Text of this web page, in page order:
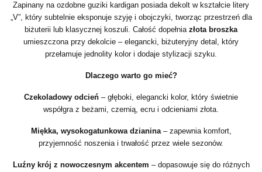
Zapinany na ozdobne guziki kardigan posiada dekolt w kształcie litery
„V”, który subtelnie eksponuje szyję i obojczyki, tworząc przestrzeń dla
biżuterii lub klasycznej koszuli. Całość dopełnia złota broszka
umieszczona przy dekolcie – elegancki, biżuteryjny detal, który
przełamuje jednolity kolor i dodaje stylizacji szyku.
Dlaczego warto go mieć?
Czekoladowy odcień – głęboki, elegancki kolor, który świetnie
współgra z beżami, czernią, ecru i odcieniami złota.
Miękka, wysokogatunkowa dzianina– zapewnia komfort,
przyjemność noszenia i trwałość przez wiele sezonów.
Luźny krój z nowoczesnym akcentem – dopasowuje się do różnych